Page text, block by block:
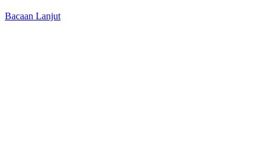
Bacaan Lanjut